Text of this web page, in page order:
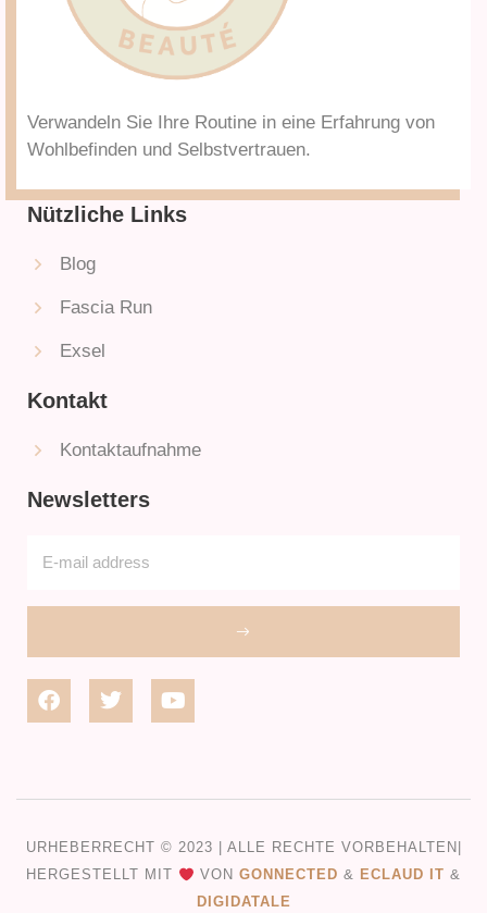
Verwandeln Sie Ihre Routine in eine Erfahrung von
Wohlbefinden und Selbstvertrauen.
Nützliche Links
Blog
Fascia Run
Exsel
Kontakt
Kontaktaufnahme
Newsletters
URHEBERRECHT © 2023 | ALLE RECHTE VORBEHALTEN|
HERGESTELLT MIT
VON GONNECTED & ECLAUD IT &
DIGIDATALE